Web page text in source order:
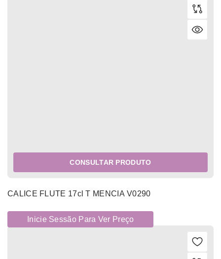
CONSULTAR PRODUTO
CALICE FLUTE 17cl T MENCIA V0290
Inicie Sessão Para Ver Preço